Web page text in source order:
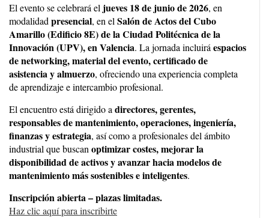
El evento se celebrará el jueves 18 de junio de 2026, en
modalidadpresencial, en elSalón de Actos del Cubo
Amarillo (Edificio 8E) de la Ciudad Politécnica de la
Innovación (UPV), en Valencia. La jornada incluiráespacios
de networking, material del evento, certificado de
asistencia y almuerzo, ofreciendo una experiencia completa
de aprendizaje e intercambio profesional.
El encuentro está dirigido adirectores, gerentes,
responsables de mantenimiento, operaciones, ingeniería,
finanzas y estrategia, así como a profesionales del ámbito
industrial que buscanoptimizar costes, mejorar la
disponibilidad de activos y avanzar hacia modelos de
mantenimiento más sostenibles e inteligentes.
Inscripción abierta – plazas limitadas.
Haz clic aquí para inscribirte